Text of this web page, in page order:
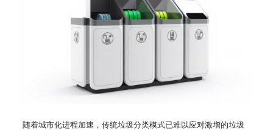
随着城市化进程加速，传统垃圾分类模式已难以应对激增的垃圾